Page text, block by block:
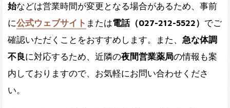
始などは営業時間が変更となる場合があるため、事前
に公式ウェブサイト または電話（027-212-5522） でご
確認いただくことをおすすめします。また、 急な体調
不良に対応するため、近隣の夜間営業薬局の情報も案
内しておりますので、お気軽にお問い合わせくださ
い。